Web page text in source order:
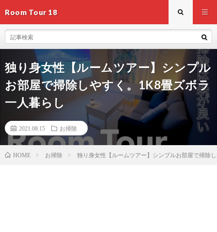
Room Tour 18
独り身女性【ルームツアー】シンプル
お部屋で掃除しやすく。1K8畳ズボラ
一人暮らし
2021.08.15 お掃除
HOME お掃除 独り身女性【ルームツアー】シンプルお部屋で掃除